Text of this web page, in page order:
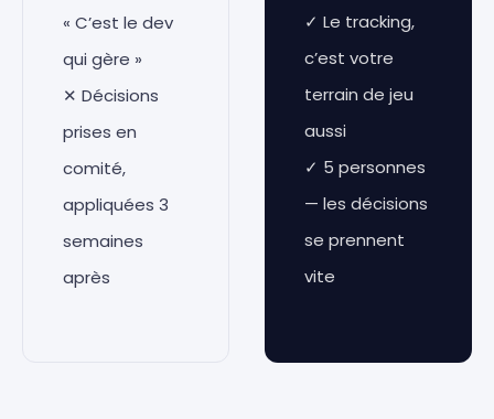
« C’est le dev
qui gère »
✕ Décisions
prises en
comité,
appliquées 3
semaines
après
✓ Le tracking,
c’est votre
terrain de jeu
aussi
✓ 5 personnes
— les décisions
se prennent
vite